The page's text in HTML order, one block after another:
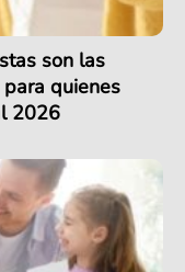
son las
quienes
2026